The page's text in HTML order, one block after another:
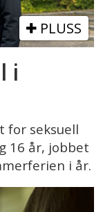
PLUSS
i
for seksuell
16 år, jobbet
i år.